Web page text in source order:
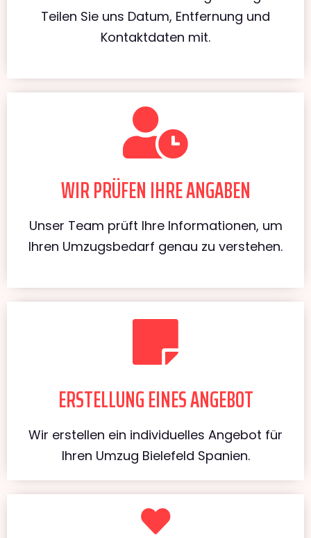
Teilen Sie uns Datum, Entfernung und
Kontaktdaten mit.
WIR PRÜFEN IHRE ANGABEN
Unser Team prüft Ihre Informationen, um
Ihren Umzugsbedarf genau zu verstehen.
ERSTELLUNG EINES ANGEBOT
Wir erstellen ein individuelles Angebot für
Ihren Umzug Bielefeld Spanien.